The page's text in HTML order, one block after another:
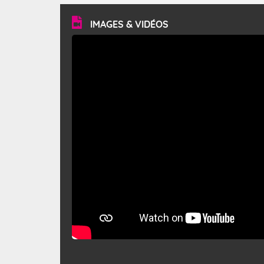
vitesse moyenne de 50 km/h et atteindre 80 à 100 km/h
en rafales, parfois davantage. Il parcourt la basse vallée
du Rhône et la Provence et envahit le littoral
méditerranéen à partir de la Camargue.
IMAGES & VIDÉOS